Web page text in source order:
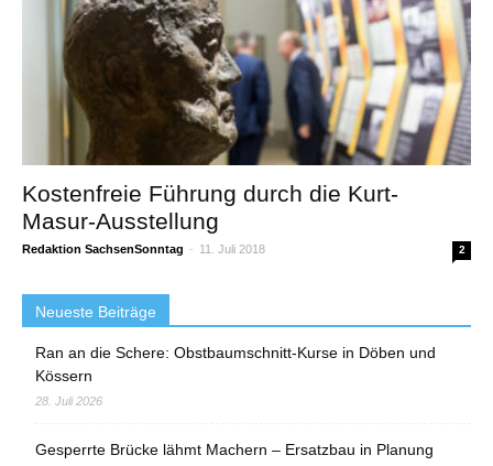
Kostenfreie Führung durch die Kurt-
Masur-Ausstellung
Redaktion SachsenSonntag - 11. Juli 2018 2
Neueste Beiträge
Ran an die Schere: Obstbaumschnitt-Kurse in Döben und
Kössern
28. Juli 2026
Gesperrte Brücke lähmt Machern – Ersatzbau in Planung